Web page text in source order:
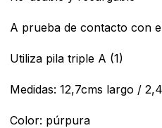
A prueba de contacto con
Utiliza pila triple A (1)
Medidas: 12,7cms largo /
Color: púrpura